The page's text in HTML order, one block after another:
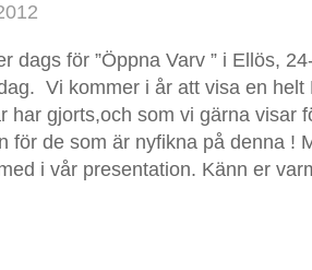
dags för ”Öppna Varv ” i Ellös,
Vi kommer i år att visa en helt
har gjorts,och som vi gärna visar
för de som är nyfikna på denna !
i vår presentation. Känn er